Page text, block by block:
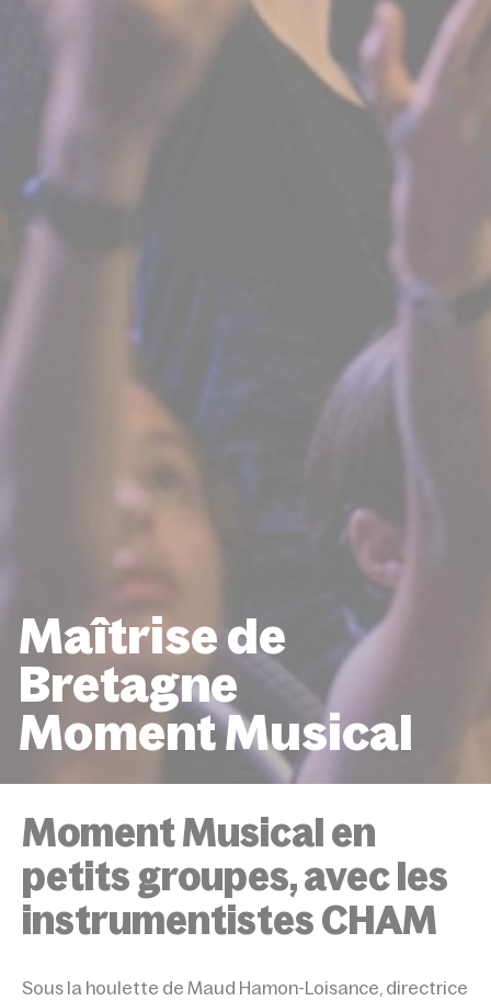
Maîtrise de
Bretagne
Moment Musical
MUSICAL
Moment Musical en
petits groupes, avec les
instrumentistes CHAM
Sous la houlette de Maud Hamon-Loisance, directrice